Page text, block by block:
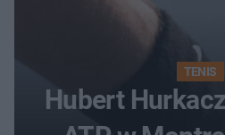
TENIS
Hubert